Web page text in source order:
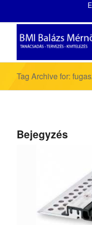
Tag Archive for:
Bejegyzés